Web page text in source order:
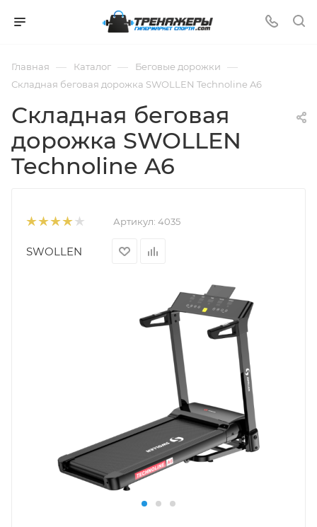
Главная — Каталог — Беговые дорожки —
Складная беговая дорожка SWOLLEN Technoline A6
Складная беговая
дорожка SWOLLEN
Technoline A6
Артикул: 4035
SWOLLEN